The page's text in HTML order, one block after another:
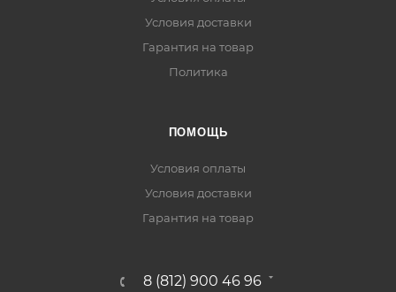
Условия доставки
Гарантия на товар
Политика
ПОМОЩЬ
Условия оплаты
Условия доставки
Гарантия на товар
8 (812) 900 46 96